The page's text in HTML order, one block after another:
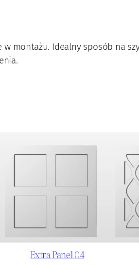
w montażu. Idealny sposób na
Extra Panel 04